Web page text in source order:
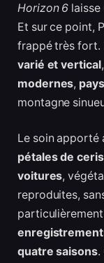
Horizon 6 laisse
Et sur ce point,
frappé très fort.
varié et vertical
modernes,
montagne
Le soin apporté
pétales de
voitures,
reproduites,
quatre saisons.